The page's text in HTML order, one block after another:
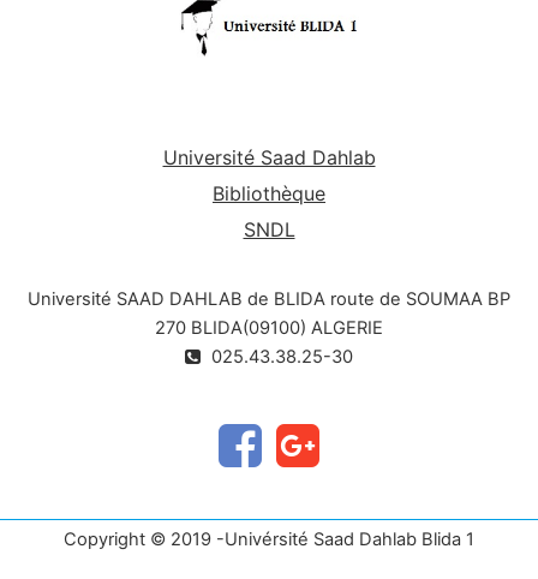
Université Saad Dahlab
Bibliothèque
SNDL
Université SAAD DAHLAB de BLIDA route de SOUMAA BP
270 BLIDA(09100) ALGERIE
025.43.38.25-30
Copyright © 2019 -Univérsité Saad Dahlab Blida 1